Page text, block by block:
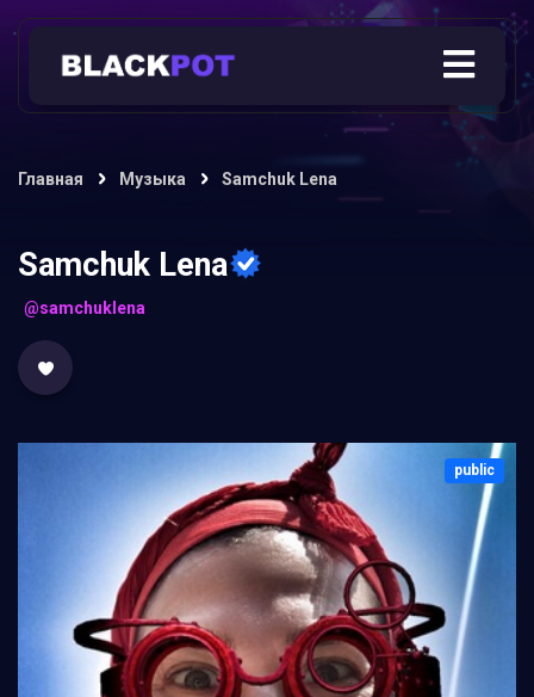
Главная Музыка Samchuk Lena
Samchuk Lena
@samchuklena
public